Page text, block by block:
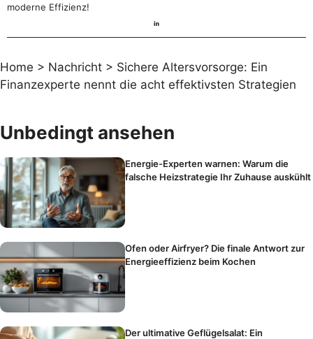
moderne Effizienz!
Home > Nachricht > Sichere Altersvorsorge: Ein
Finanzexperte nennt die acht effektivsten Strategien
Unbedingt ansehen
Energie-Experten warnen: Warum die
falsche Heizstrategie Ihr Zuhause auskühlt
Ofen oder Airfryer? Die finale Antwort zur
Energieeffizienz beim Kochen
Der ultimative Geflügelsalat: Ein